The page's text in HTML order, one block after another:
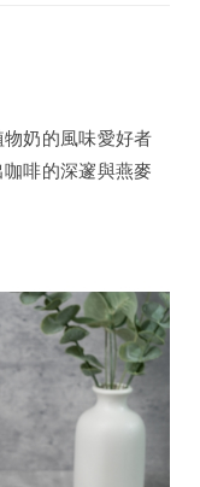
奶的風味愛好者
啡的深邃與燕麥